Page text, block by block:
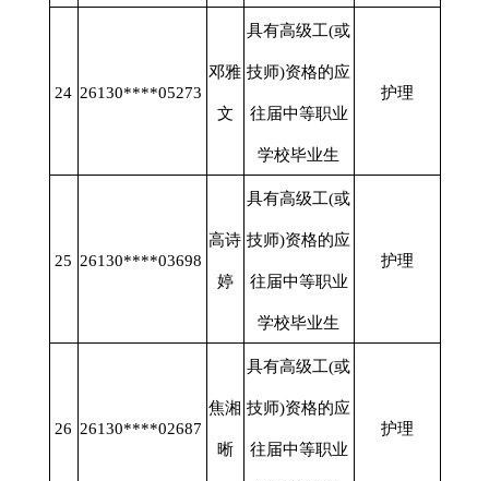
24 26130****05273
邓雅
文
具有高级工(或
技师)资格的应
往届中等职业
学校毕业生
护理
25 26130****03698
高诗
婷
具有高级工(或
技师)资格的应
往届中等职业
学校毕业生
护理
26 26130****02687
焦湘
晰
具有高级工(或
技师)资格的应
往届中等职业
护理